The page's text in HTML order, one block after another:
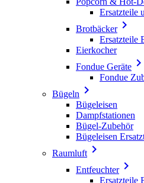
Ersatzteile
Brotbäcker
Ersatzteile
Eierkocher
Fondue Geräte 
Fondue
Bügeln 
Bügeleisen
Dampfstationen
Bügel-Zubehör
Bügeleisen
Raumluft 
Entfeuchter
Ersatzteile